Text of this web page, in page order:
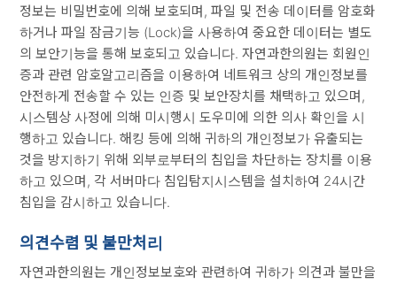
정보는 비밀번호에 의해 보호되며, 파일 및 전송 데이터를 암호화
하거나 파일 잠금기능 (Lock)을 사용하여 중요한 데이터는 별도
의 보안기능을 통해 보호되고 있습니다. 자연과한의원는 회원인
증과 관련 암호알고리즘을 이용하여 네트워크 상의 개인정보를
안전하게 전송할 수 있는 인증 및 보안장치를 채택하고 있으며,
시스템상 사정에 의해 미시행시 도우미에 의한 의사 확인을 시
행하고 있습니다. 해킹 등에 의해 귀하의 개인정보가 유출되는
것을 방지하기 위해 외부로부터의 침입을 차단하는 장치를 이용
하고 있으며, 각 서버마다 침입탐지시스템을 설치하여 24시간
침입을 감시하고 있습니다.
의견수렴 및 불만처리
자연과한의원는 개인정보보호와 관련하여 귀하가 의견과 불만을